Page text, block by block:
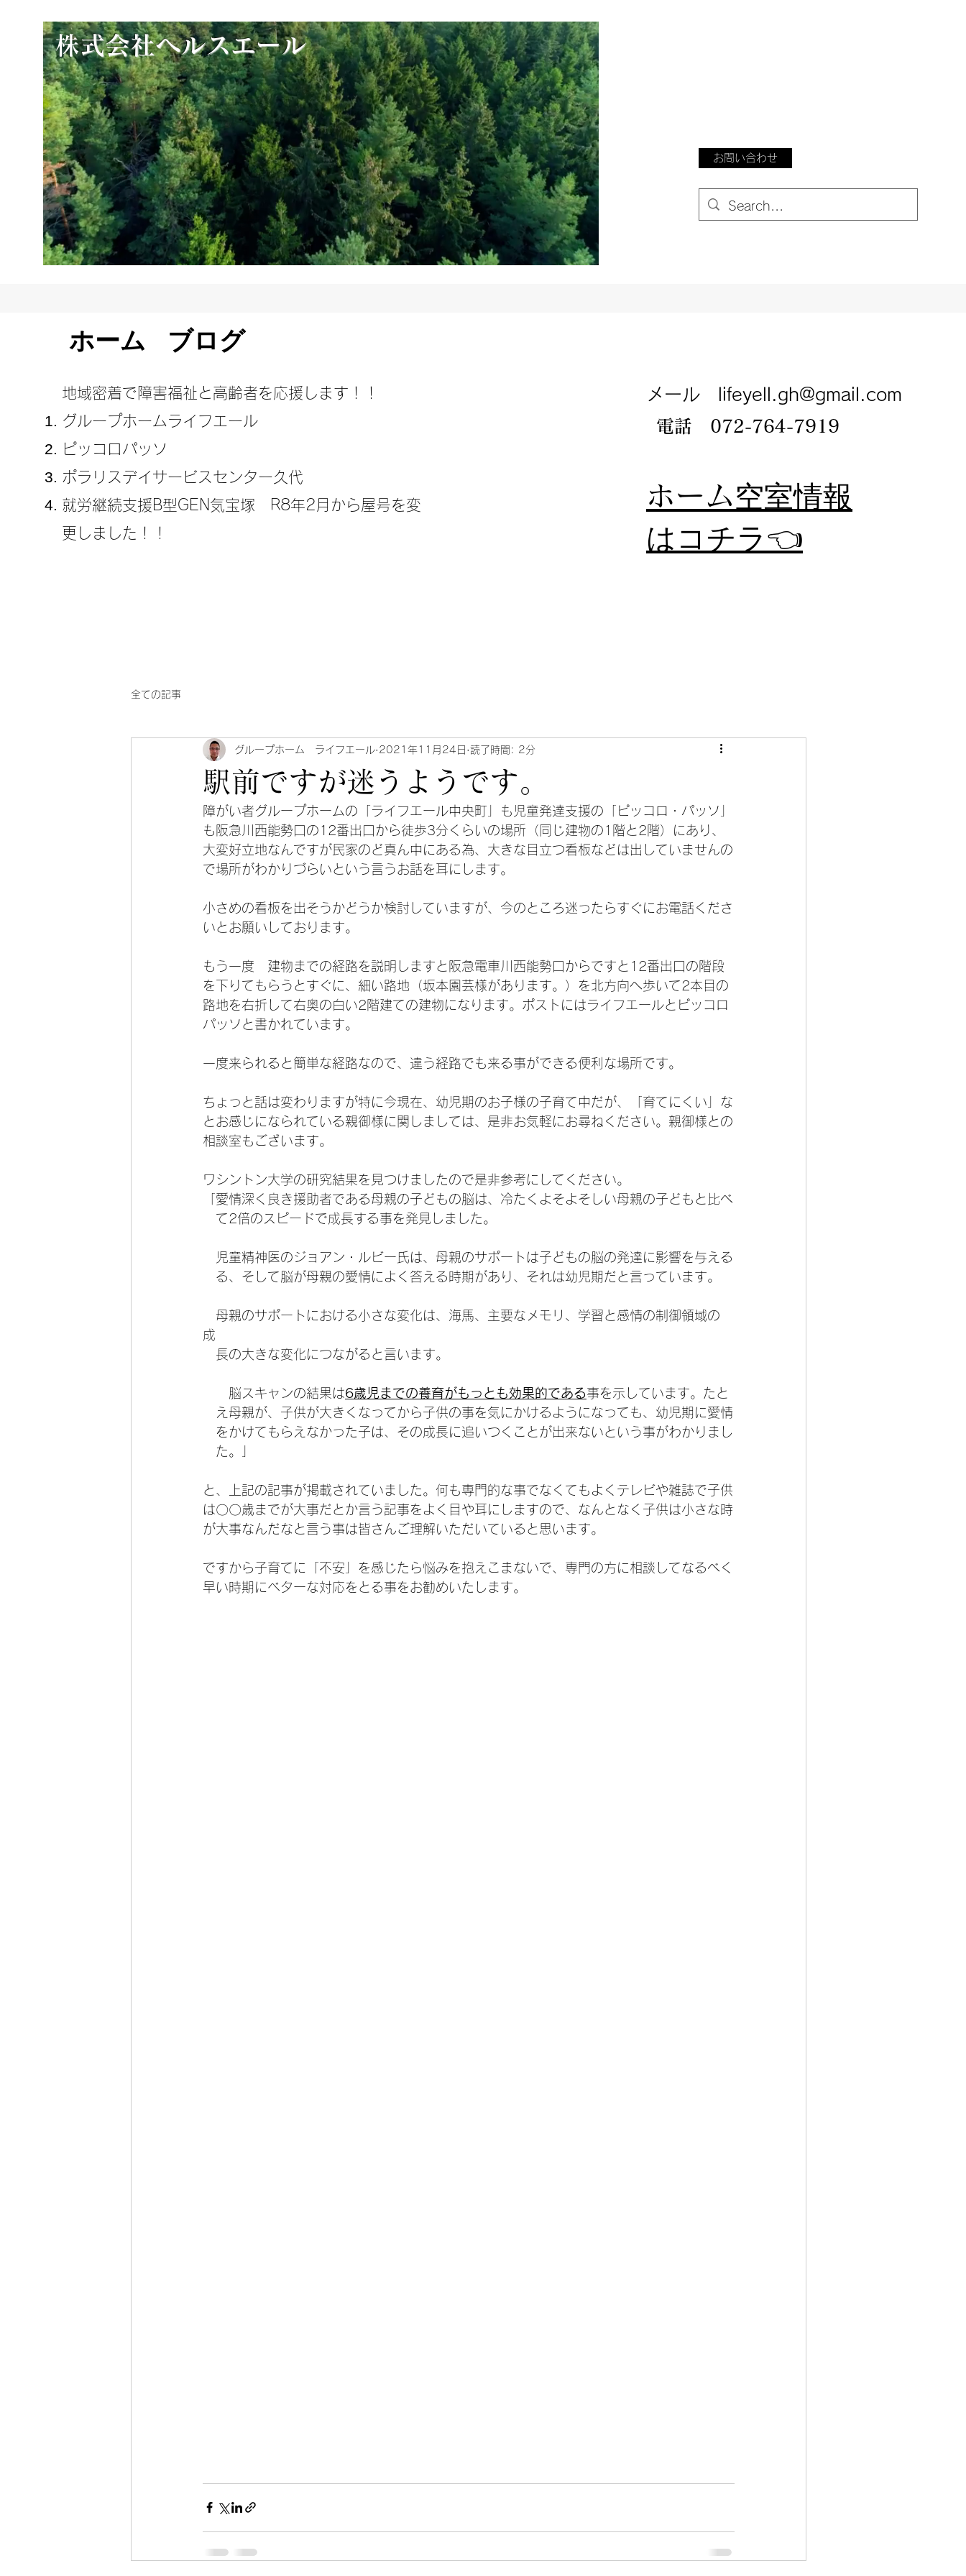
​株式会社ヘルスエール
お問い合わせ
ホーム ブログ
地域密着で障害福祉と高齢者を応援します！！
グループホームライフエール
ピッコロパッソ
ポラリスデイサービスセンター久代
​就労継続支援B型GEN気宝塚 R8年2月から屋号を変
更しました！！
メール
lifeyell.gh@gmail.com
電話 072-764-7919
​ホーム空室情報
​はコチラ👈
全ての記事
駅前ですが迷うようです。
グループホーム ライフエール 2021年11月24日 読了時間: 2分
障がい者グループホームの「ライフエール中央町」も児童発達支援の「ピッコロ・パッソ」
も阪急川西能勢口の12番出口から徒歩3分くらいの場所（同じ建物の1階と2階）にあり、
大変好立地なんですが民家のど真ん中にある為、大きな目立つ看板などは出していませんの
で場所がわかりづらいという言うお話を耳にします。
小さめの看板を出そうかどうか検討していますが、今のところ迷ったらすぐにお電話くださ
いとお願いしております。
もう一度　建物までの経路を説明しますと阪急電車川西能勢口からですと12番出口の階段
を下りてもらうとすぐに、細い路地（坂本園芸様があります。）を北方向へ歩いて2本目の
路地を右折して右奥の白い2階建ての建物になります。ポストにはライフエールとピッコロ
パッソと書かれています。
一度来られると簡単な経路なので、違う経路でも来る事ができる便利な場所です。
ちょっと話は変わりますが特に今現在、幼児期のお子様の子育て中だが、「育てにくい」な
とお感じになられている親御様に関しましては、是非お気軽にお尋ねください。親御様との
相談室もございます。
ワシントン大学の研究結果を見つけましたので是非参考にしてください。
「愛情深く良き援助者である母親の子どもの脳は、冷たくよそよそしい母親の子どもと比べ
て2倍のスピードで成長する事を発見しました。
児童精神医のジョアン・ルビー氏は、母親のサポートは子どもの脳の発達に影響を与える
る、そして脳が母親の愛情によく答える時期があり、それは幼児期だと言っています。
母親のサポートにおける小さな変化は、海馬、主要なメモリ、学習と感情の制御領域の
成
長の大きな変化につながると言います。
脳スキャンの結果は6歳児までの養育がもっとも効果的である事を示しています。たと
え母親が、子供が大きくなってから子供の事を気にかけるようになっても、幼児期に愛情
をかけてもらえなかった子は、その成長に追いつくことが出来ないという事がわかりまし
た。」
と、上記の記事が掲載されていました。何も専門的な事でなくてもよくテレビや雑誌で子供
は〇〇歳までが大事だとか言う記事をよく目や耳にしますので、なんとなく子供は小さな時
が大事なんだなと言う事は皆さんご理解いただいていると思います。
ですから子育てに「不安」を感じたら悩みを抱えこまないで、専門の方に相談してなるべく
早い時期にベターな対応をとる事をお勧めいたします。